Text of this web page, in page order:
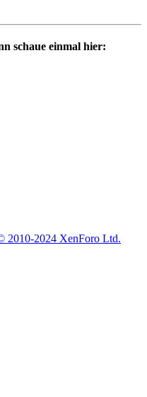
schaue einmal hier:
2010-2024 XenForo Ltd.